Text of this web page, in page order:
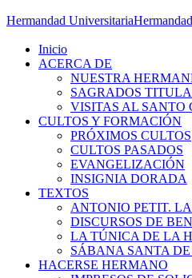
Hermandad Universitaria
Inicio
ACERCA DE
NUESTRA
SAGRADOS
VISITAS AL SANTO
CULTOS Y FORMACIÓN
PRÓXIMOS CULTOS
CULTOS PASADOS
EVANGELIZACIÓN
INSIGNIA DORADA
TEXTOS
ANTONIO PETIT.
DISCURSOS DE
LA TÚNICA DE LA
SÁBANA SANTA
HACERSE HERMANO